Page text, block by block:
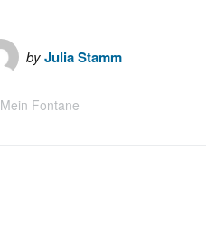
byJulia Stamm
Mein Fontane